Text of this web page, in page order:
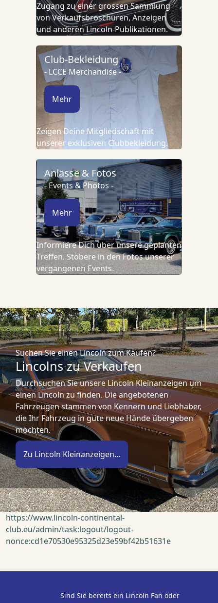
Zugang zu einer grossen Sammlung
von Verkaufsbroschüren, Anzeigen
und anderen Lincoln-Publikationen.
Club-Bekleidung
- LCCE Merchandise -
Mehr
Zeigen Deine Mitgliedschaft mit
unserer exklusiven Clubbekleidung.
Anlässe & Fotos
- Events & Photos -
Mehr
Informiere Dich über unsere geplanten
Treffen. Stöbere in den Fotos unserer
vergangenen Events.
Suchen Sie einen Lincoln zum Kaufen?
Lincolns zu Verkaufen
Durchsuchen Sie unsere Lincoln Kleinanzeigen um
einen Lincoln zu finden. Die angebotenen
Fahrzeugen stammen von Kennern und Liebhaber,
die Ihr Fahrzeug in gute neue Hände übergeben
möchten.
Zu Lincoln Kleinanzeigen...
https://www.lincoln-continental-
club.eu/admin/task:logout/logout-
nonce:cd1e70530e95325d23e59bf42b51631e
Sind Sie bereits ein Lincoln Fan oder